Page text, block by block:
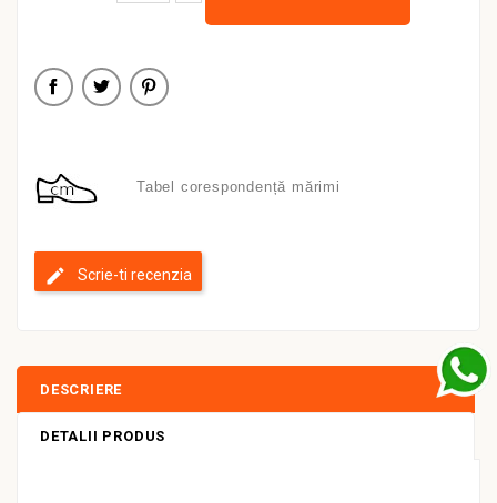
Tabel corespondență mărimi
Scrie-ti recenzia
DESCRIERE
DETALII PRODUS